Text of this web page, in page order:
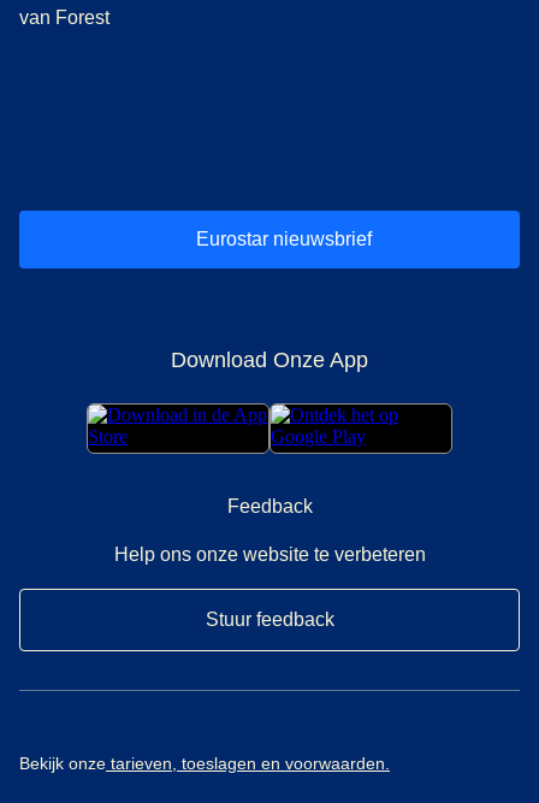
van Forest
Eurostar nieuwsbrief
Download Onze App
Feedback
Help ons onze website te verbeteren
Stuur feedback
Bekijk onze tarieven, toeslagen en voorwaarden.